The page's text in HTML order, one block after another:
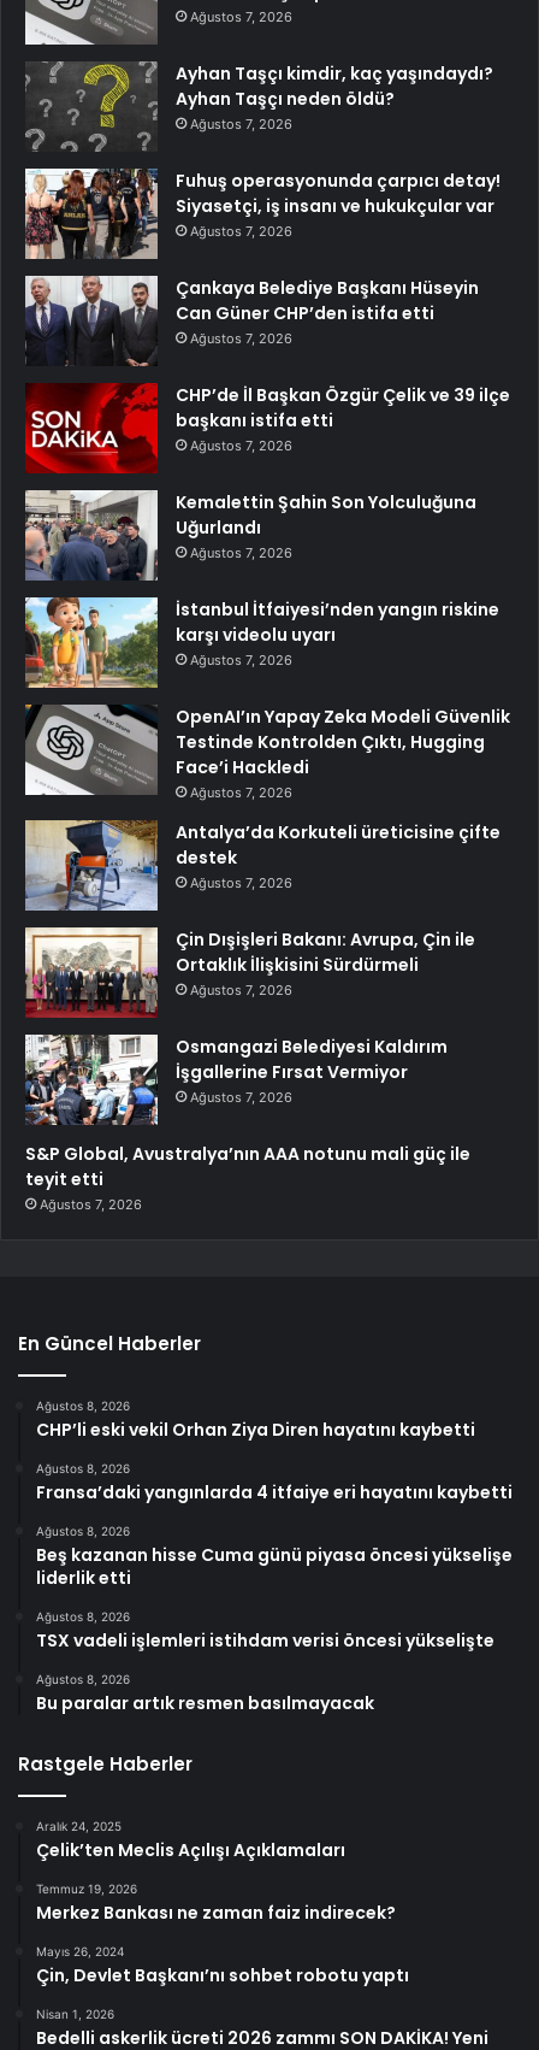
Ağustos 7, 2026
Ayhan Taşçı kimdir, kaç yaşındaydı?
Ayhan Taşçı neden öldü?
Ağustos 7, 2026
Fuhuş operasyonunda çarpıcı detay!
Siyasetçi, iş insanı ve hukukçular var
Ağustos 7, 2026
Çankaya Belediye Başkanı Hüseyin
Can Güner CHP’den istifa etti
Ağustos 7, 2026
CHP’de İl Başkan Özgür Çelik ve 39 ilçe
başkanı istifa etti
Ağustos 7, 2026
Kemalettin Şahin Son Yolculuğuna
Uğurlandı
Ağustos 7, 2026
İstanbul İtfaiyesi’nden yangın riskine
karşı videolu uyarı
Ağustos 7, 2026
OpenAI’ın Yapay Zeka Modeli Güvenlik
Testinde Kontrolden Çıktı, Hugging
Face’i Hackledi
Ağustos 7, 2026
Antalya’da Korkuteli üreticisine çifte
destek
Ağustos 7, 2026
Çin Dışişleri Bakanı: Avrupa, Çin ile
Ortaklık İlişkisini Sürdürmeli
Ağustos 7, 2026
Osmangazi Belediyesi Kaldırım
İşgallerine Fırsat Vermiyor
Ağustos 7, 2026
S&P Global, Avustralya’nın AAA notunu mali güç ile
teyit etti
Ağustos 7, 2026
En Güncel Haberler
Ağustos 8, 2026
CHP’li eski vekil Orhan Ziya Diren hayatını kaybetti
Ağustos 8, 2026
Fransa’daki yangınlarda 4 itfaiye eri hayatını kaybetti
Ağustos 8, 2026
Beş kazanan hisse Cuma günü piyasa öncesi yükselişe
liderlik etti
Ağustos 8, 2026
TSX vadeli işlemleri istihdam verisi öncesi yükselişte
Ağustos 8, 2026
Bu paralar artık resmen basılmayacak
Rastgele Haberler
Aralık 24, 2025
Çelik’ten Meclis Açılışı Açıklamaları
Temmuz 19, 2026
Merkez Bankası ne zaman faiz indirecek?
Mayıs 26, 2024
Çin, Devlet Başkanı’nı sohbet robotu yaptı
Nisan 1, 2026
Bedelli askerlik ücreti 2026 zammı SON DAKİKA! Yeni